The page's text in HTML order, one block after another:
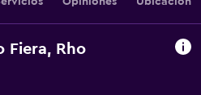
Fiera, Rho